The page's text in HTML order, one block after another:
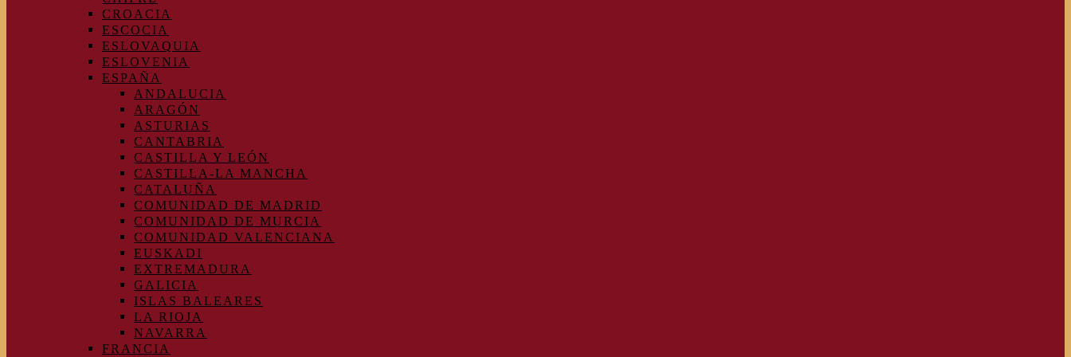
CROACIA
ESCOCIA
ESLOVAQUIA
ESLOVENIA
ESPAÑA
ANDALUCIA
ARAGÓN
ASTURIAS
CANTABRIA
CASTILLA Y LEÓN
CASTILLA-LA MANCHA
CATALUÑA
COMUNIDAD DE MADRID
COMUNIDAD DE MURCIA
COMUNIDAD VALENCIANA
EUSKADI
EXTREMADURA
GALICIA
ISLAS BALEARES
LA RIOJA
NAVARRA
FRANCIA